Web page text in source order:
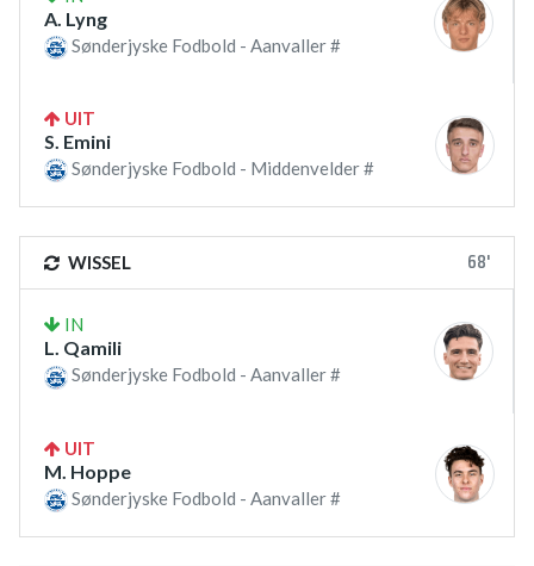
A. Lyng
Sønderjyske Fodbold - Aanvaller #
UIT
S. Emini
Sønderjyske Fodbold - Middenvelder #
WISSEL 68'
IN
L. Qamili
Sønderjyske Fodbold - Aanvaller #
UIT
M. Hoppe
Sønderjyske Fodbold - Aanvaller #